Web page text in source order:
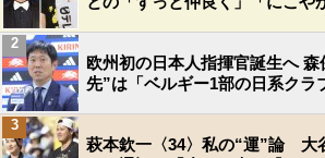
欧州初の日本人指揮官誕生へ
先”は「ベルギー1部の日系クラ
2
萩本欽一〈34〉私の“運”論 大
3